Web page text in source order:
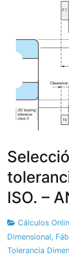
ISO. –
Fábrica
de
25
de
Cálculos
Dimensional,
Tolerancia